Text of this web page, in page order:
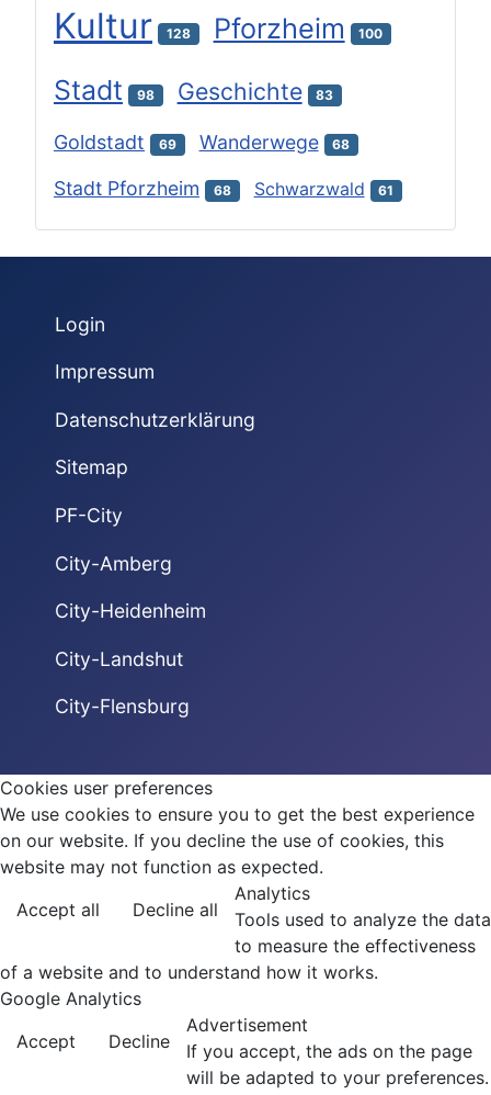
Kultur 128 Pforzheim 100
Stadt 98 Geschichte 83
Goldstadt 69 Wanderwege 68
Stadt Pforzheim 68 Schwarzwald 61
Login
Impressum
Datenschutzerklärung
Sitemap
PF-City
City-Amberg
City-Heidenheim
City-Landshut
City-Flensburg
Cookies user preferences
We use cookies to ensure you to get the best experience
on our website. If you decline the use of cookies, this
website may not function as expected.
Accept all
Decline all
Analytics
Tools used to analyze the data
to measure the effectiveness
of a website and to understand how it works.
Google Analytics
Accept
Decline
Advertisement
If you accept, the ads on the page
will be adapted to your preferences.